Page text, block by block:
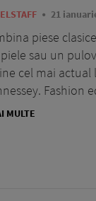
21
piese
sau un
cel mai actual
Fashion
MULTE